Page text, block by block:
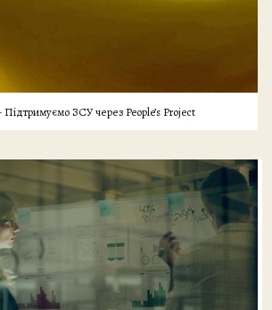
ЗСУ через People’s Project